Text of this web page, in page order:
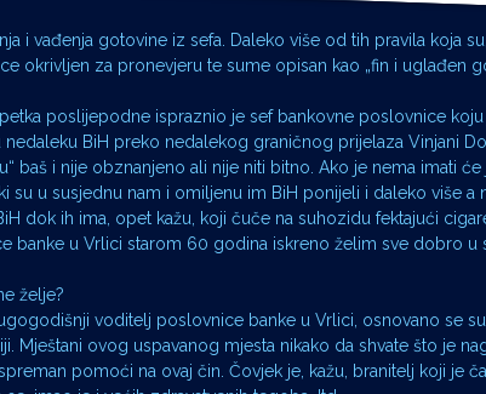
i vađenja gotovine iz sefa. Daleko više od tih pravila koja
okrivljen za pronevjeru te sume opisan kao „fin i uglađen
poslijepodne ispraznio je sef bankovne poslovnice
BiH preko nedalekog graničnog prijelaza Vinjani
baš i nije obznanjeno ali nije niti bitno. Ako je nema imati će
su u susjednu nam i omiljenu im BiH ponijeli i daleko više a
dok ih ima, opet kažu, koji čuče na suhozidu fektajući
u Vrlici starom 60 godina iskreno želim sve dobro u
želje?
voditelj poslovnice banke u Vrlici, osnovano se
Mještani ovog uspavanog mjesta nikako da shvate što je
pomoći na ovaj čin. Čovjek je, kažu, branitelj koji je